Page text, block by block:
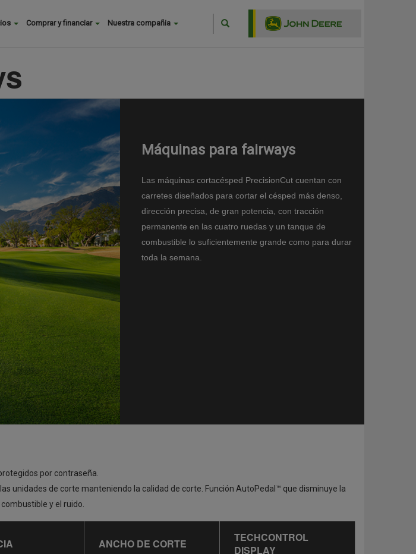
Search
Buscar Buscar
Comprar y financiar Nuestra compañia
Máquinas para fairways
Las máquinas cortacésped PrecisionCut cuentan con
carretes diseñados para cortar el césped más denso,
dirección precisa, de gran potencia, con tracción
permanente en las cuatro ruedas y un tanque de
combustible lo suficientemente grande como para durar
toda la semana.
por contraseña.
unidades de corte manteniendo la calidad de corte. Función AutoPedal™ que disminuye la
y el ruido.
ANCHO DE CORTE
TECHCONTROL
DISPLAY